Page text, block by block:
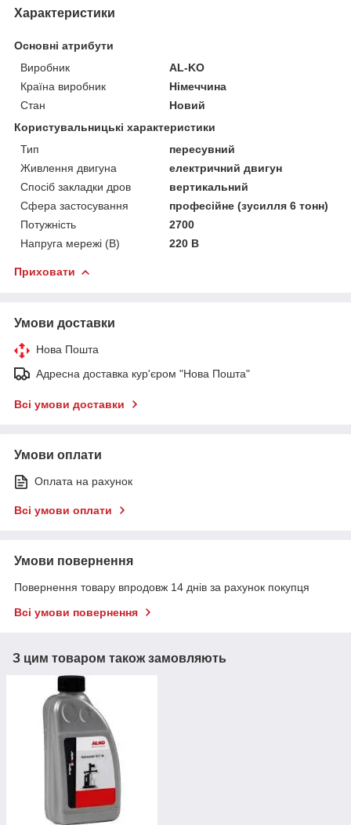
Характеристики
Основні атрибути
Виробник
AL-KO
Країна виробник
Німеччина
Стан
Новий
Користувальницькі характеристики
Тип
пересувний
Живлення двигуна
електричний двигун
Спосіб закладки дров
вертикальний
Сфера застосування
професійне (зусилля 6 тонн)
Потужність
2700
Напруга мережі (В)
220 В
Приховати
Умови доставки
Нова Пошта
Адресна доставка кур'єром "Нова Пошта"
Всі умови доставки
Умови оплати
Оплата на рахунок
Всі умови оплати
Умови повернення
Повернення товару впродовж 14 днів за рахунок покупця
Всі умови повернення
З цим товаром також замовляють